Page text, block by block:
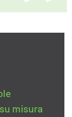
misura